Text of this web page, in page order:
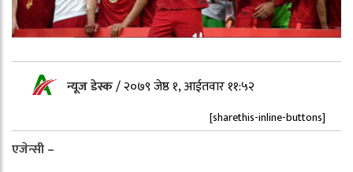
न्यूज डेस्क/२०७९ जेष्ठ १, आईतवार ११:५२
[sharethis-inline-buttons]
एजेन्सी –